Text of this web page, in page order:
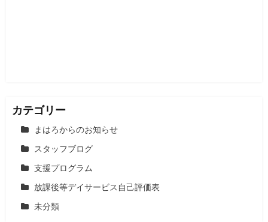
カテゴリー
まはろからのお知らせ
スタッフブログ
支援プログラム
放課後等デイサービス自己評価表
未分類